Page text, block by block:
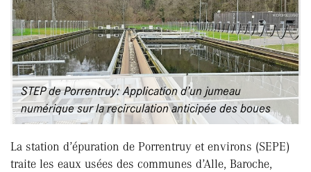
STEP de Porrentruy: Application d’un jumeau
numérique sur la recirculation anticipée des boues
La station d’épuration de Porrentruy et environs (SEPE)
traite les eaux usées des communes d’Alle, Baroche,